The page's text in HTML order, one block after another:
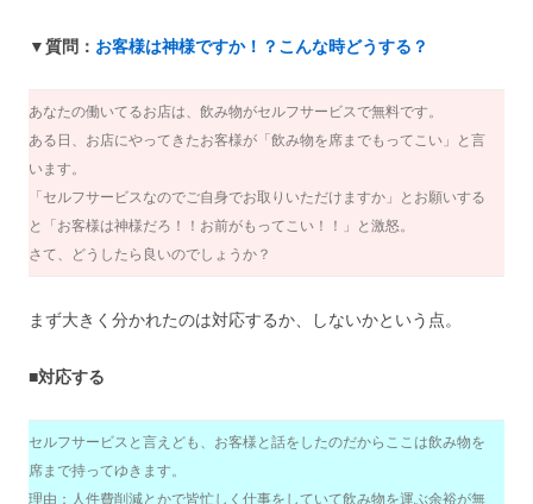
▼質問： お客様は神様ですか！？こんな時どうする？
あなたの働いてるお店は、飲み物がセルフサービスで無料です。
ある日、お店にやってきたお客様が「飲み物を席までもってこい」と言
います。
「セルフサービスなのでご自身でお取りいただけますか」とお願いする
と「お客様は神様だろ！！お前がもってこい！！」と激怒。
さて、どうしたら良いのでしょうか？
まず大きく分かれたのは対応するか、しないかという点。
■対応する
セルフサービスと言えども、お客様と話をしたのだからここは飲み物を
席まで持ってゆきます。
理由：人件費削減とかで皆忙しく仕事をしていて飲み物を運ぶ余裕が無